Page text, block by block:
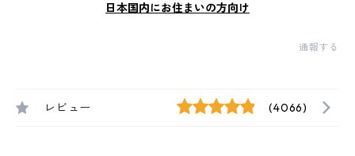
日本国内にお住まいの方向け
通報する
レビュー (4066)